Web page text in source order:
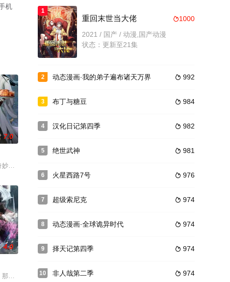
机
的大帝为何认识他！？未来的他为何
士。延康国叛乱之战中秦牧引来魔神，掀起浩荡风云，后随武可汗入楼兰
7.0
的异时空探险。君常笑带着系统来到了星陨大陆，继承了个默默无名的小门派
中挖掘出了神秘的上古至宝——祖龙之
全员受到灵域的通缉，在经过“天武街”和“风雷街”时，他们分别遭遇
4.0
剑才下眉间，却在心间。朝天大陆内避居山村的井九，意外收得天生道种的柳
1
1000
重回末世当大佬
2021 / 国产 / 动漫,国产动漫
状态：更新至21集
2  992
动态漫画·我的弟子遍布诸天万界
3  984
布丁与糖豆
4  982
汉化日记第四季
5  981
绝世武神
6  976
火星西路7号
7  974
超级索尼克
8  974
动态漫画·全球诡异时代
9  974
择天记第四季
10  974
非人哉第二季